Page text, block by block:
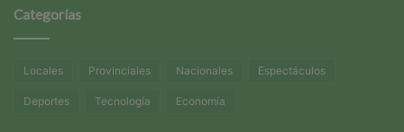
Categorías
Locales Provinciales Nacionales Espectáculos
Deportes Tecnología Economía